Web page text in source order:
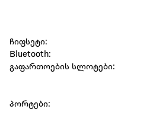
ჩიფსეტი:
Bluetooth:
გაფართოების სლოტები:
პორტები: